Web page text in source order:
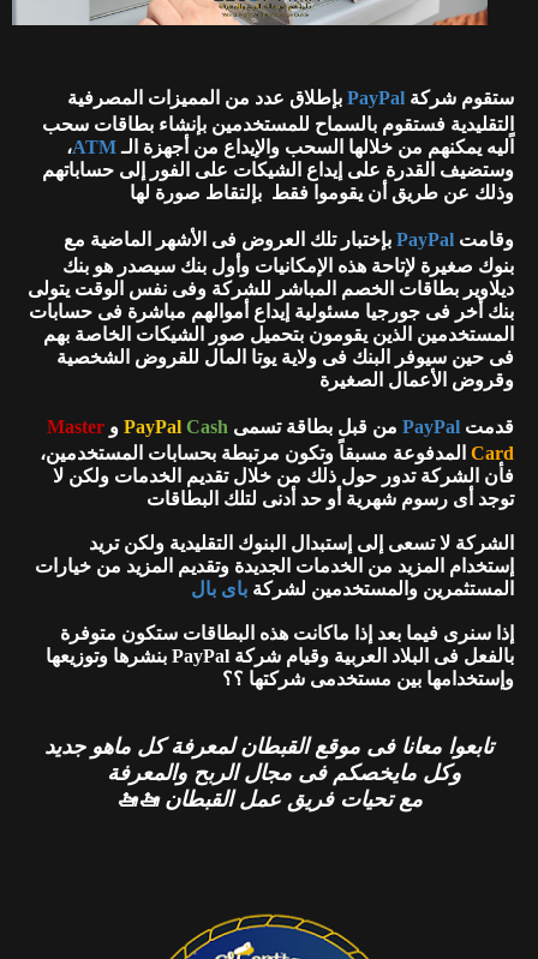
ستقوم شركة PayPal بإطلاق عدد من المميزات المصرفية
التقليدية فستقوم بالسماح للمستخدمين بإنشاء بطاقات سحب
اًليه يمكنهم من خلالها السحب والإيداع من أجهزة الـATM،
وستضيف القدرة على إيداع الشيكات على الفور إلى حساباتهم
وذلك عن طريق أن يقوموا فقط بإلتقاط صورة لها
وقامت PayPal بإختبار تلك العروض فى الأشهر الماضية مع
بنوك صغيرة لإتاحة هذه الإمكانيات وأول بنك سيصدر هو بنك
ديلاوير بطاقات الخصم المباشر للشركة وفى نفس الوقت يتولى
بنك أخر فى جورجيا مسئولية إيداع أموالهم مباشرة فى حسابات
المستخدمين الذين يقومون بتحميل صور الشيكات الخاصة بهم
فى حين سيوفر البنك فى ولاية يوتا المال للقروض الشخصية
وقروض الأعمال الصغيرة
قدمت PayPal من قبل بطاقة تسمى PayPal Cash و Master
Card المدفوعة مسبقاً وتكون مرتبطة بحسابات المستخدمين،
فأن الشركة تدور حول ذلك من خلال تقديم الخدمات ولكن لا
توجد أى رسوم شهرية أو حد أدنى لتلك البطاقات
الشركة لا تسعى إلى إستبدال البنوك التقليدية ولكن تريد
إستخدام المزيد من الخدمات الجديدة وتقديم المزيد من خيارات
المستثمرين والمستخدمين لشركة باى بال
إذا سنرى فيما بعد إذا ماكانت هذه البطاقات ستكون متوفرة
بالفعل فى البلاد العربية وقيام شركة PayPal بنشرها وتوزيعها
وإستخدامها بين مستخدمى شركتها ؟؟
تابعوا معانا فى موقع القبطان لمعرفة كل ماهو جديد
وكل مايخصكم فى مجال الربح والمعرفة
مع تحيات فريق عمل القبطان 🚤🚤